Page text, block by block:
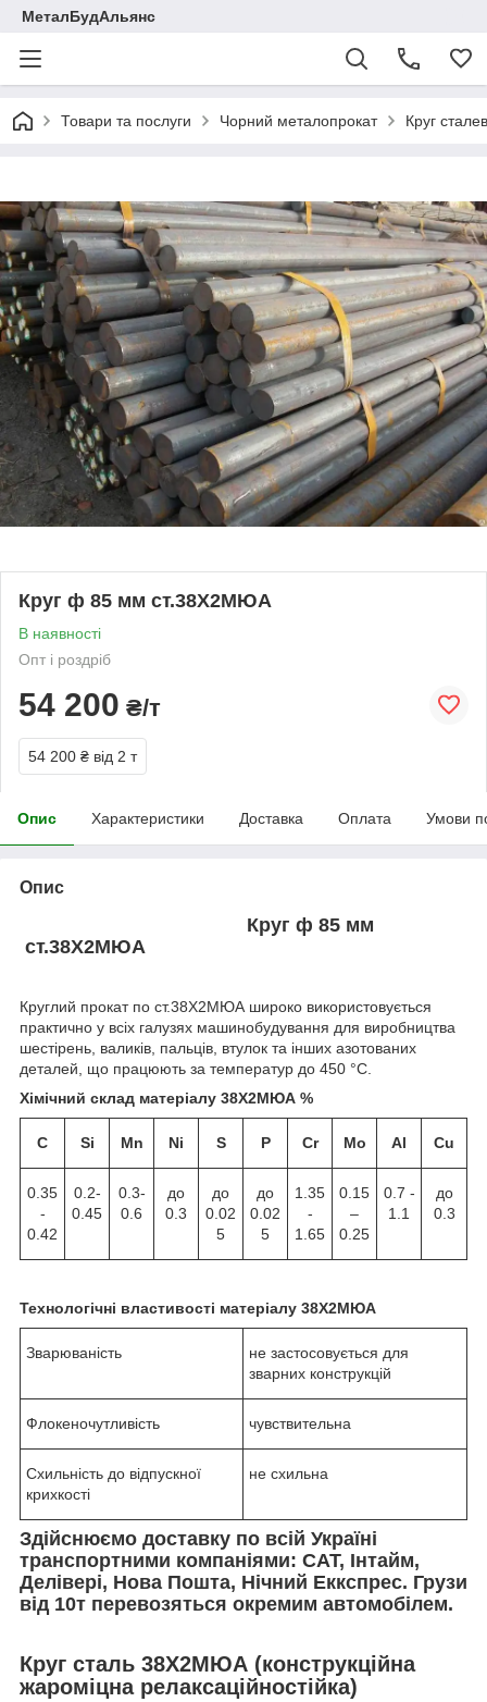
МеталБудАльянс
Товари та послуги Чорний металопрокат Круг
Круг ф 85 мм ст.38Х2МЮА
В наявності
Опт і роздріб
54 200 ₴/т
54 200 ₴ від 2 т
Опис Характеристики Доставка Оплата Умови
Опис
Круг ф 85 мм
ст.38Х2МЮА
Круглий прокат по ст.38Х2МЮА широко використовується
практично у всіх галузях машинобудування для виробництва
шестірень, валиків, пальців, втулок та інших азотованих
деталей, що працюють за температур до 450 °C.
Хімічний склад матеріалу 38Х2МЮА %
C Si Mn Ni S P Cr Mo Al Cu
0.35
-
0.42
0.2-
0.45
0.3-
0.6
до
0.3
до
0.02
5
до
0.02
5
1.35
-
1.65
0.15
–
0.25
0.7 -
1.1
до
0.3
Технологічні властивості матеріалу 38Х2МЮА
Зварюваність
не застосовується для
зварних конструкцій
Флокеночутливість чувствительна
Схильність до відпускної
крихкості
не схильна
Здійснюємо доставку по всій Україні
транспортними компаніями: САТ, Інтайм,
Делівері, Нова Пошта, Нічний Еккспрес. Грузи
від 10т перевозяться окремим автомобілем.
Круг сталь 38Х2МЮА (конструкційна
жароміцна релаксаційностійка)